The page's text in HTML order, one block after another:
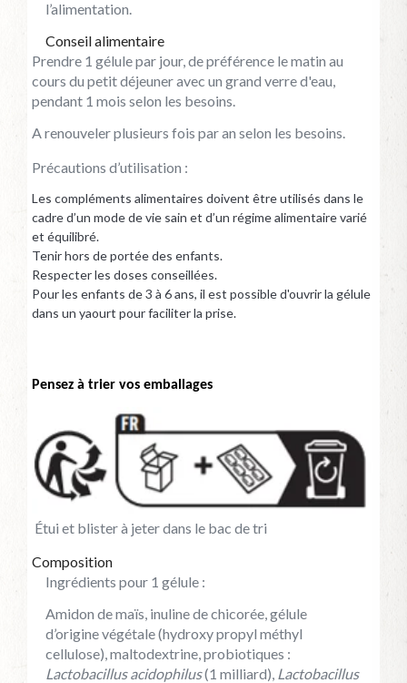
l’alimentation.
Conseil alimentaire
Prendre 1 gélule par jour, de préférence le matin au
cours du petit déjeuner avec un grand verre d'eau,
pendant 1 mois selon les besoins.
A renouveler plusieurs fois par an selon les besoins.
Précautions d’utilisation :
Les compléments alimentaires doivent être utilisés dans le
cadre d’un mode de vie sain et d’un régime alimentaire varié
et équilibré.
Tenir hors de portée des enfants.
Respecter les doses conseillées.
Pour les enfants de 3 à 6 ans, il est possible d'ouvrir la gélule
dans un yaourt pour faciliter la prise.
Pensez à trier vos emballages
Étui et blister à jeter dans le bac de tri
Composition
Ingrédients pour 1 gélule :
Amidon de maïs, inuline de chicorée, gélule
d’origine végétale (hydroxy propyl méthyl
cellulose), maltodextrine, probiotiques :
Lactobacillus acidophilus(1 milliard), Lactobacillus